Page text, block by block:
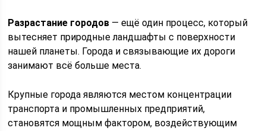
Разрастание городов — ещё один процесс, который
вытесняет природные ландшафты с поверхности
нашей планеты. Города и связывающие их дороги
занимают всё больше места.
Крупные города являются местом концентрации
транспорта и промышленных предприятий,
становятся мощным фактором, воздействующим